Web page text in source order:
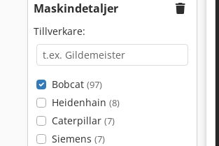
Maskindetaljer
Tillverkare:
Bobcat (97)
Heidenhain (8)
Caterpillar (7)
Siemens (7)